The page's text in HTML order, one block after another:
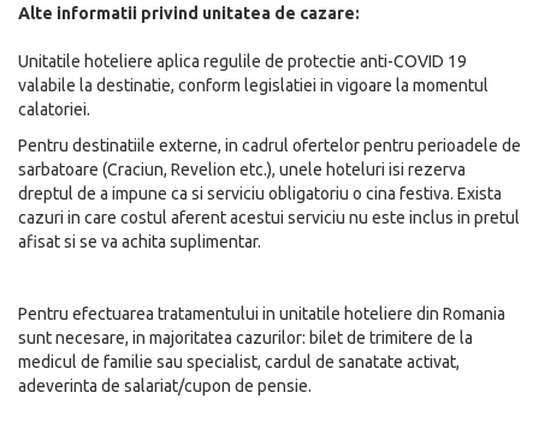
Alte informatii privind unitatea de cazare:
Unitatile hoteliere aplica regulile de protectie anti-COVID 19
valabile la destinatie, conform legislatiei in vigoare la momentul
calatoriei.
Pentru destinatiile externe, in cadrul ofertelor pentru perioadele de
sarbatoare (Craciun, Revelion etc.), unele hoteluri isi rezerva
dreptul de a impune ca si serviciu obligatoriu o cina festiva. Exista
cazuri in care costul aferent acestui serviciu nu este inclus in pretul
afisat si se va achita suplimentar.
Pentru efectuarea tratamentului in unitatile hoteliere din Romania
sunt necesare, in majoritatea cazurilor: bilet de trimitere de la
medicul de familie sau specialist, cardul de sanatate activat,
adeverinta de salariat/cupon de pensie.